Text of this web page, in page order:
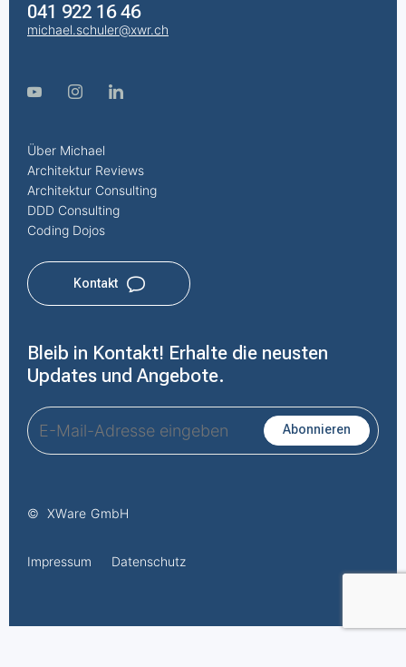
041 922 16 46
michael.schuler@xwr.ch
Über Michael
Architektur Reviews
Architektur Consulting
DDD Consulting
Coding Dojos
Kontakt
Bleib in Kontakt! Erhalte die neusten
Updates und Angebote.
Abonnieren
© XWare GmbH
Impressum Datenschutz